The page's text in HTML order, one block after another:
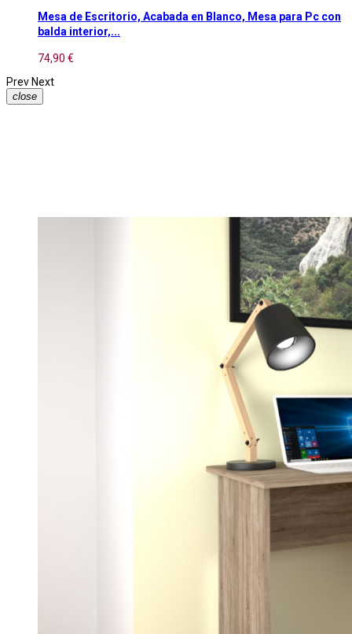
Mesa de Escritorio, Acabada en Blanco, Mesa para Pc con
balda interior,...
74,90 €
Prev Next
close